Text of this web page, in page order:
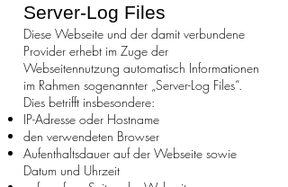
Server-Log Files
Diese Webseite und der damit verbundene
Provider erhebt im Zuge der
Webseitennutzung automatisch Informationen
im Rahmen sogenannter „Server-Log Files“.
Dies betrifft insbesondere:
IP-Adresse oder Hostname
den verwendeten Browser
Aufenthaltsdauer auf der Webseite sowie
Datum und Uhrzeit